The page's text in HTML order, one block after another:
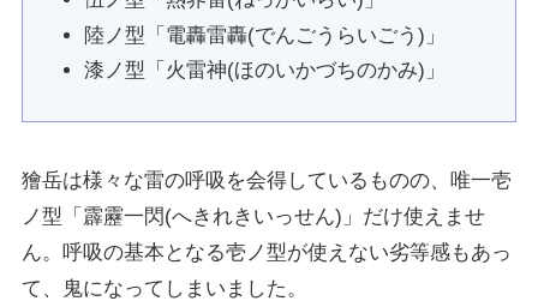
陸ノ型「電轟雷轟(でんごうらいごう)」
漆ノ型「火雷神(ほのいかづちのかみ)」
獪岳は様々な雷の呼吸を会得しているものの、唯一壱
ノ型「霹靂一閃(へきれきいっせん)」だけ使えませ
ん。呼吸の基本となる壱ノ型が使えない劣等感もあっ
て、鬼になってしまいました。